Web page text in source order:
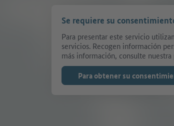
Se requiere su
Para presentar este servicio
servicios. Recogen información
más información, consulte
Para obtener su